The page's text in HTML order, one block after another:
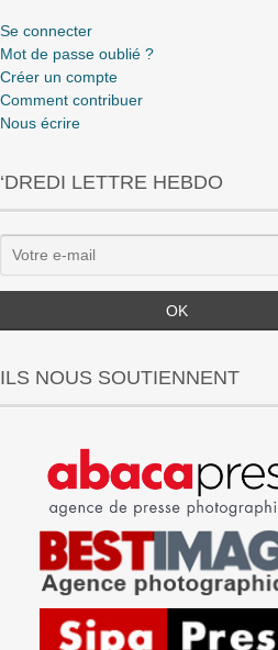
Se connecter
Mot de passe oublié ?
Créer un compte
Comment contribuer
Nous écrire
‘DREDI LETTRE HEBDO
ILS NOUS SOUTIENNENT